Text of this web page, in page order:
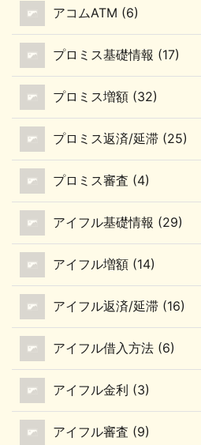
アコムATM (6)
プロミス基礎情報 (17)
プロミス増額 (32)
プロミス返済/延滞 (25)
プロミス審査 (4)
アイフル基礎情報 (29)
アイフル増額 (14)
アイフル返済/延滞 (16)
アイフル借入方法 (6)
アイフル金利 (3)
アイフル審査 (9)